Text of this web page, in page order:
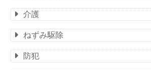
介護
ねずみ駆除
防犯